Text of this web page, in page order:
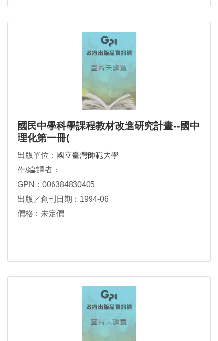
國民中學科學課程教材改進研究計畫--國中
理化第一冊(
出版單位： 國立臺灣師範大學
作/編/譯者：
GPN：006384830405
出版／創刊日期：1994-06
價格：未定價